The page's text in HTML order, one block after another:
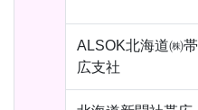
ALSOK北海道㈱帯
広支社